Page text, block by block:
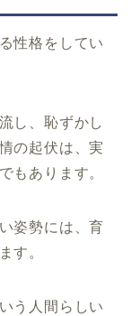
性格をしてい
し、恥ずかし
の起伏は、実
もあります。
姿勢には、育
す。
う人間らしい